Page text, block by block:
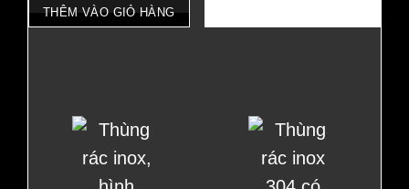
THÊM VÀO GIỎ HÀNG